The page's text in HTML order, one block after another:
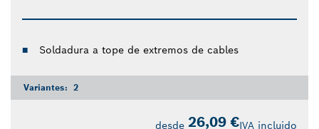
Soldadura a tope de extremos de cables
Variantes: 2
desde 26,09 €IVA incluido